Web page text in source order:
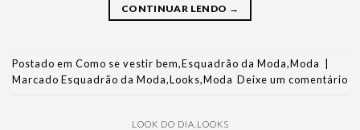
CONTINUAR LENDO →
Postado em Como se vestir bem,Esquadrão da Moda,Moda
Marcado Esquadrão da Moda,Looks,Moda Deixe um comentário
LOOK DO DIA LOOKS